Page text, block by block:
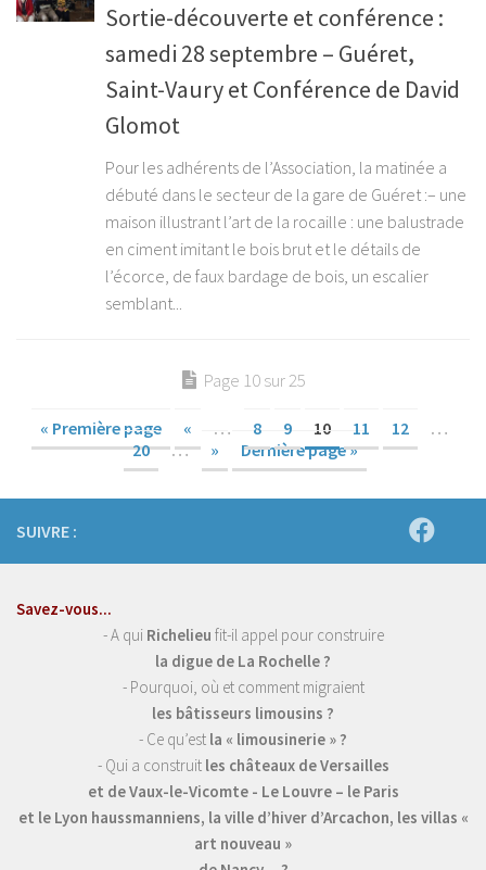
Sortie-découverte et conférence :
samedi 28 septembre – Guéret,
Saint-Vaury et Conférence de David
Glomot
Pour les adhérents de l’Association, la matinée a
débuté dans le secteur de la gare de Guéret :– une
maison illustrant l’art de la rocaille : une balustrade
en ciment imitant le bois brut et le détails de
l’écorce, de faux bardage de bois, un escalier
semblant...
Page 10 sur 25
« Première page « … 8 9 10 11 12
…
20
… » Dernière page »
SUIVRE :
Savez-vous...
- A qui Richelieu fit-il appel pour construire
la digue de La Rochelle ?
- Pourquoi, où et comment migraient
les bâtisseurs limousins ?
- Ce qu’est la « limousinerie » ?
- Qui a construitles châteaux de Versailles
et de Vaux-le-Vicomte - Le Louvre – le Paris
et le Lyon haussmanniens, la ville d’hiver d’Arcachon, les villas «
art nouveau »